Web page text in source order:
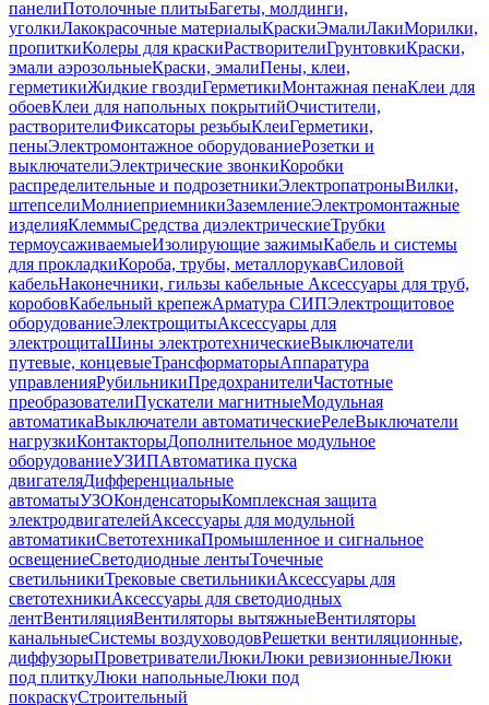
панелиПотолочные плитыБагеты, молдинги,
уголкиЛакокрасочные материалыКраскиЭмалиЛакиМорилки,
пропиткиКолеры для краскиРастворителиГрунтовкиКраски,
эмали аэрозольныеКраски, эмалиПены, клеи,
герметикиЖидкие гвоздиГерметикиМонтажная пенаКлеи для
обоевКлеи для напольных покрытийОчистители,
растворителиФиксаторы резьбыКлеиГерметики,
пеныЭлектромонтажное оборудованиеРозетки и
выключателиЭлектрические звонкиКоробки
распределительные и подрозетникиЭлектропатроныВилки,
штепселиМолниеприемникиЗаземлениеЭлектромонтажные
изделияКлеммыСредства диэлектрическиеТрубки
термоусаживаемыеИзолирующие зажимыКабель и системы
для прокладкиКороба, трубы, металлорукавСиловой
кабельНаконечники, гильзы кабельные Аксессуары для труб,
коробовКабельный крепежАрматура СИПЭлектрощитовое
оборудованиеЭлектрощитыАксессуары для
электрощитаШины электротехническиеВыключатели
путевые, концевыеТрансформаторыАппаратура
управленияРубильникиПредохранителиЧастотные
преобразователиПускатели магнитныеМодульная
автоматикаВыключатели автоматическиеРелеВыключатели
нагрузкиКонтакторыДополнительное модульное
оборудованиеУЗИПАвтоматика пуска
двигателяДифференциальные
автоматыУЗОКонденсаторыКомплексная защита
электродвигателейАксессуары для модульной
автоматикиСветотехникаПромышленное и сигнальное
освещениеСветодиодные лентыТочечные
светильникиТрековые светильникиАксессуары для
светотехникиАксессуары для светодиодных
лентВентиляцияВентиляторы вытяжныеВентиляторы
канальныеСистемы воздуховодовРешетки вентиляционные,
диффузорыПроветривателиЛюкиЛюки ревизионныеЛюки
под плиткуЛюки напольныеЛюки под
покраскуСтроительный